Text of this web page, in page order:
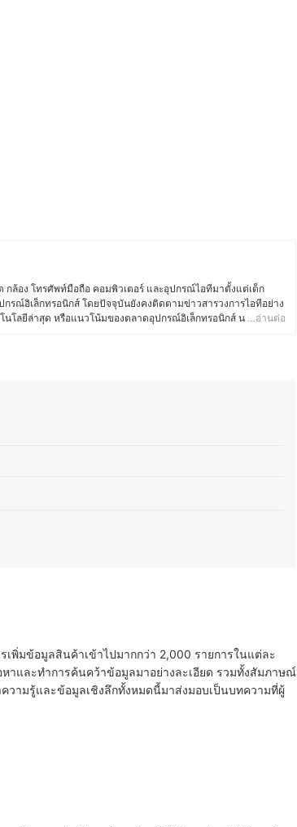
ล้อง โทรศัพท์มือถือ คอมพิวเตอร์ และอุปกรณ์ไอทีมาตั้งแต่เด็ก
กรณ์อิเล็กทรอนิกส์ โดยปัจจุบันยังคงติดตามข่าวสารวงการไอทีอย่าง
นโลยีล่าสุด หรือแนวโน้มของตลาดอุปกรณ์อิเล็กทรอนิกส์ นอกจาก
…อ่านต่อ
พิ่มข้อมูลสินค้าเข้าไปมากกว่า 2,000 รายการในแต่ละ
าและทำการค้นคว้าข้อมูลมาอย่างละเอียด รวมทั้งสัมภาษณ์
ามรู้และข้อมูลเชิงลึกทั้งหมดนี้มาส่งมอบเป็นบทความที่ผู้